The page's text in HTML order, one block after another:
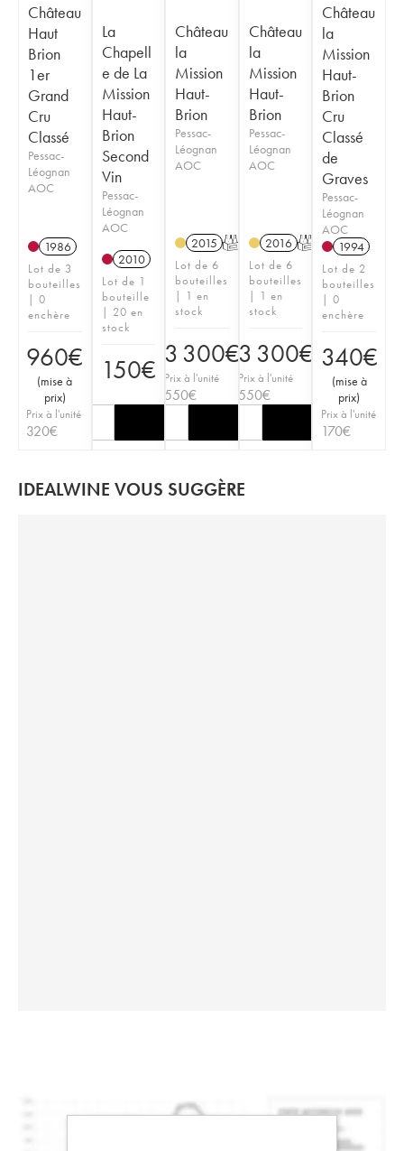
Château
Haut
Brion
1er
Grand
Cru
Classé
Pessac-
Léognan
AOC
1986
Lot de 3
bouteilles
| 0
enchère
960€
(mise à
prix)
Prix à l'unité
320€
La
Chapell
e de La
Mission
Haut-
Brion
Second
Vin
Pessac-
Léognan
AOC
2010
Lot de 1
bouteille
| 20 en
stock
150€
Château
la
Mission
Haut-
Brion
Pessac-
Léognan
AOC
2015 T
Lot de 6
bouteilles
| 1 en
stock
3 300€
Prix à l'unité
550€
Château
la
Mission
Haut-
Brion
Pessac-
Léognan
AOC
2016 T
Lot de 6
bouteilles
| 1 en
stock
3 300€
Prix à l'unité
550€
Château
la
Mission
Haut-
Brion
Cru
Classé
de
Graves
Pessac-
Léognan
AOC
1994
Lot de 2
bouteilles
| 0
enchère
340€
(mise à
prix)
Prix à l'unité
170€
IDEALWINE VOUS SUGGÈRE